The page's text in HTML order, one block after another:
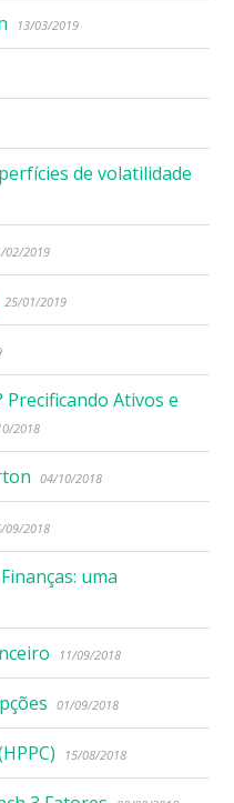
13/03/2019
de volatilidade
02/2019
25/01/2019
Precificando Ativos e
2018
04/10/2018
09/2018
uma
11/09/2018
01/09/2018
15/08/2018